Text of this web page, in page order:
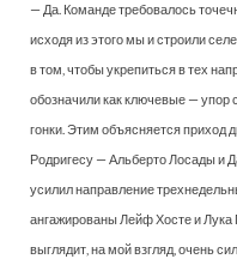
— Да. Команде требовалось
исходя из этого мы и строили
в том, чтобы укрепиться в тех
обозначили как ключевые — упор
гонки. Этим объясняется приход
Родригесу — Альберто Лосады и
усилил направление
ангажированы Лейф Хосте и
выглядит, на мой взгляд, очень